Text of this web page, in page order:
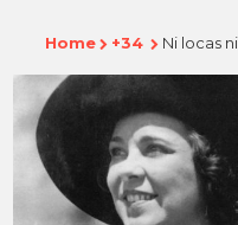
Home +34 Ni locas